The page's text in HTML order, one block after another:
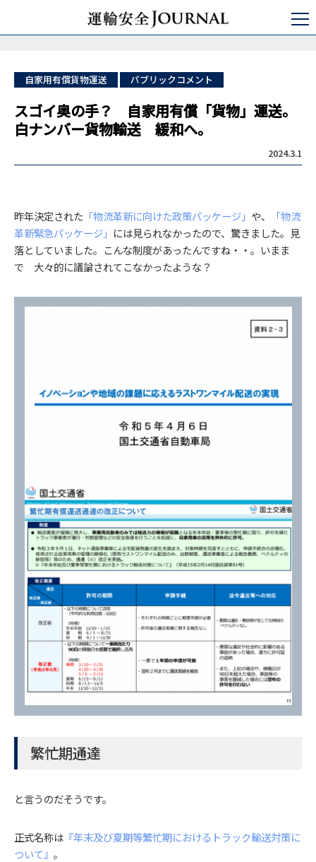
パブリックコメント
スゴイ奥の手？ 自家用有償「貨物」運送。白ナンバー貨物輸送 緩和へ。
自家用有償貨物運送 パブリックコメント
スゴイ奥の手？ 自家用有償「貨物」運送。
白ナンバー貨物輸送 緩和へ。
2024.3.1
昨年決定された 「物流革新に向けた政策パッケージ」 や、
「物流
革新緊急パッケージ」 には見られなかったので、驚きました。見
落としていました。こんな制度があったんですね・・。いまま
で 大々的に議論されてこなかったような？
繁忙期通達
と言うのだそうです。
正式名称は 『年末及び夏期等繁忙期におけるトラック輸送対策に
ついて』 。